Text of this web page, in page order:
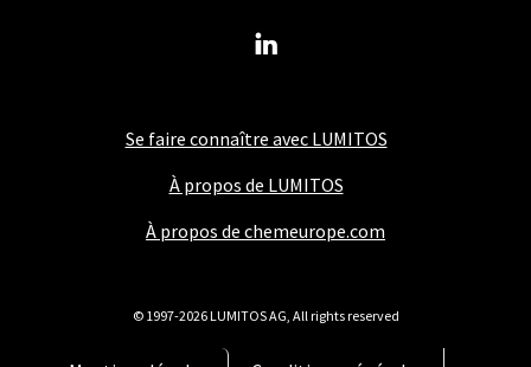
Se faire connaître avec LUMITOS
À propos de LUMITOS
À propos de chemeurope.com
© 1997-2026 LUMITOS AG, All rights reserved